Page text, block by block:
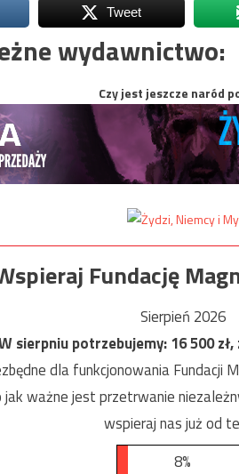
Tweet
wydawnictwo:
Czy jest jeszcze naród
Fundację
Sierpień 2026
sierpniu potrzebujemy:16 500
dla funkcjonowania Fundacji
ważne jest przetrwanie
wspieraj nas już od
8%